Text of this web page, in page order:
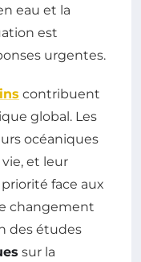
eau et la
est
urgentes.
contribuent
global. Les
océaniques
et leur
face aux
changement
des études
sur la